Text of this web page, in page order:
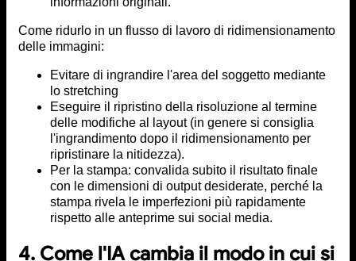
Come ridurlo in un flusso di lavoro di ridimensionamento
delle immagini:
Evitare di ingrandire l'area del soggetto mediante
lo stretching
Eseguire il ripristino della risoluzione al termine
delle modifiche al layout (in genere si consiglia
l'ingrandimento dopo il ridimensionamento per
ripristinare la nitidezza).
Per la stampa: convalida subito il risultato finale
con le dimensioni di output desiderate, perché la
stampa rivela le imperfezioni più rapidamente
rispetto alle anteprime sui social media.
4. Come l'IA cambia il modo in cui si